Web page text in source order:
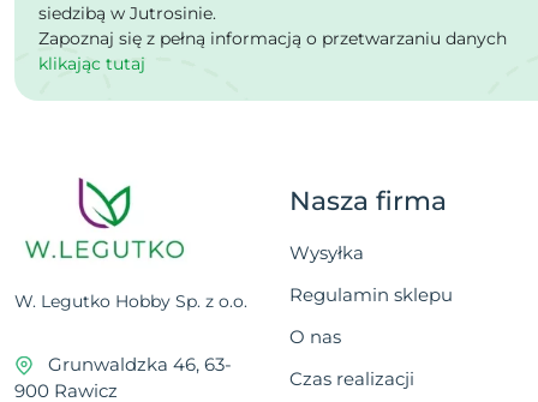
siedzibą w Jutrosinie.
Zapoznaj się z pełną informacją o przetwarzaniu danych
klikając tutaj
W. Legutko Hobby Sp. z o.o.
Grunwaldzka 46, 63-
900 Rawicz
Nasza firma
Wysyłka
Regulamin sklepu
O nas
Czas realizacji